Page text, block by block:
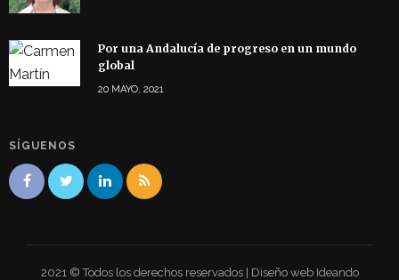
Por una Andalucía de progreso en un mundo
global
20 MAYO, 2021
SÍGUENOS
2021 © Todos los derechos reservados | Diseño web Ideando